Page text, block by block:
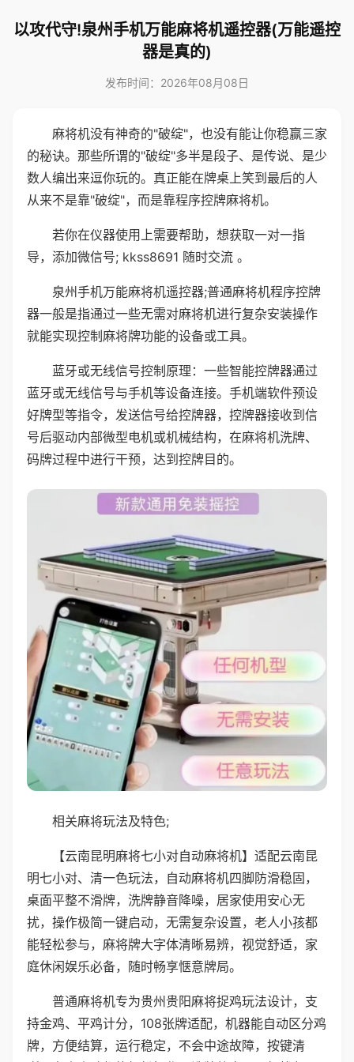
以攻代守!泉州手机万能麻将机遥控器(万能遥控
器是真的)
发布时间：2026年08月08日
麻将机没有神奇的"破绽"，也没有能让你稳赢三家
的秘诀。那些所谓的"破绽"多半是段子、是传说、是少
数人编出来逗你玩的。真正能在牌桌上笑到最后的人
从来不是靠"破绽"，而是靠程序控牌麻将机。
若你在仪器使用上需要帮助，想获取一对一指
导，添加微信号; kkss8691 随时交流 。
泉州手机万能麻将机遥控器;普通麻将机程序控牌
器一般是指通过一些无需对麻将机进行复杂安装操作
就能实现控制麻将牌功能的设备或工具。
蓝牙或无线信号控制原理：一些智能控牌器通过
蓝牙或无线信号与手机等设备连接。手机端软件预设
好牌型等指令，发送信号给控牌器，控牌器接收到信
号后驱动内部微型电机或机械结构，在麻将机洗牌、
码牌过程中进行干预，达到控牌目的。
相关麻将玩法及特色;
【云南昆明麻将七小对自动麻将机】适配云南昆
明七小对、清一色玩法，自动麻将机四脚防滑稳固，
桌面平整不滑牌，洗牌静音降噪，居家使用安心无
扰，操作极简一键启动，无需复杂设置，老人小孩都
能轻松参与，麻将牌大字体清晰易辨，视觉舒适，家
庭休闲娱乐必备，随时畅享惬意牌局。
普通麻将机专为贵州贵阳麻将捉鸡玩法设计，支
持金鸡、平鸡计分，108张牌适配，机器能自动区分鸡
牌，方便结算，运行稳定，不会中途故障，按键清